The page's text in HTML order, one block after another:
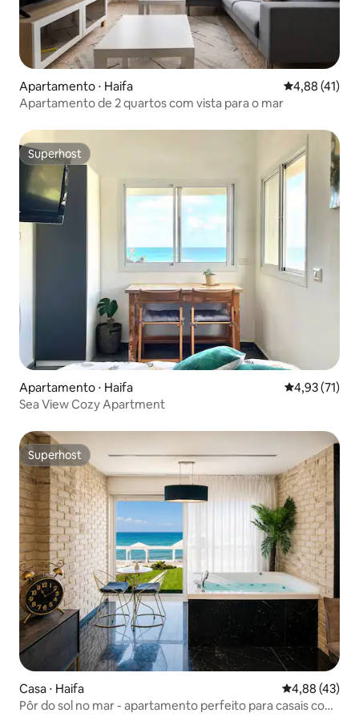
Apartamento ⋅ Haifa 4,88 de uma
4,88 (41)
Apartamento de 2 quartos com vista para o mar
Superhost
Superhost
Apartamento ⋅ Haifa 4,93 de uma
4,93 (71)
Sea View Cozy Apartment
Superhost
Superhost
Casa ⋅ Haifa 4,88 de uma
4,88 (43)
Pôr do sol no mar - apartamento perfeito para casais com